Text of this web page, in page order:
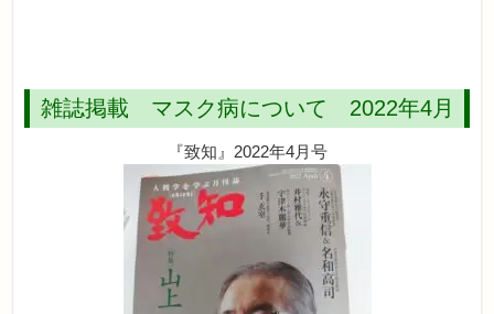
雑誌掲載 マスク病について 2022年4月
『致知』2022年4月号